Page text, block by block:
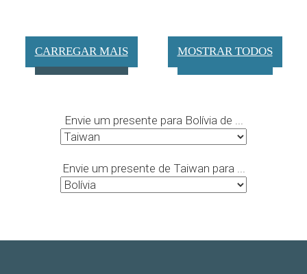
CARREGAR MAIS MOSTRAR TODOS
Envie um presente para Bolívia de ...
Envie um presente de Taiwan para ...